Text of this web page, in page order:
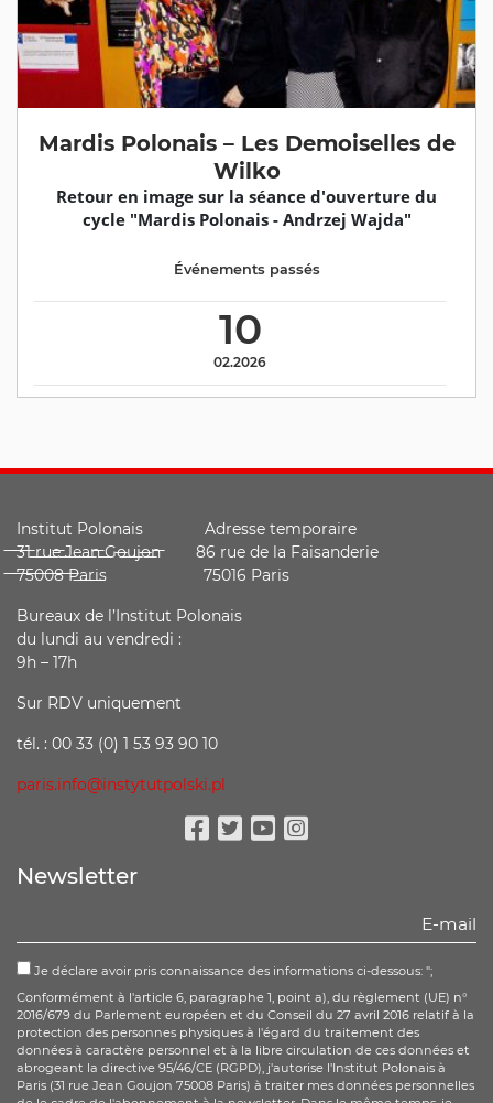
Mardis Polonais – Les Demoiselles de
Wilko
Retour en image sur la séance d'ouverture du
cycle "Mardis Polonais - Andrzej Wajda"
10
02.2026
Événements passés
Institut Polonais Adresse temporaire
̶3̶1̶ ̶r̶u̶e̶ ̶J̶e̶a̶n̶ ̶G̶o̶u̶j̶o̶n̶ ̶ 86 rue de la Faisanderie
̶7̶5̶0̶0̶8̶ ̶P̶a̶r̶i̶s̶ 75016 Paris
Bureaux de l’Institut Polonais
du lundi au vendredi :
9h – 17h
Sur RDV uniquement
tél. : 00 33 (0) 1 53 93 90 10
paris.info@instytutpolski.pl
Newsletter
Je déclare avoir pris connaissance des informations ci-dessous: ";
Conformément à l'article 6, paragraphe 1, point a), du règlement (UE) n°
2016/679 du Parlement européen et du Conseil du 27 avril 2016 relatif à la
protection des personnes physiques à l'égard du traitement des
données à caractère personnel et à la libre circulation de ces données et
abrogeant la directive 95/46/CE (RGPD), j'autorise l'Institut Polonais à
Paris (31 rue Jean Goujon 75008 Paris) à traiter mes données personnelles